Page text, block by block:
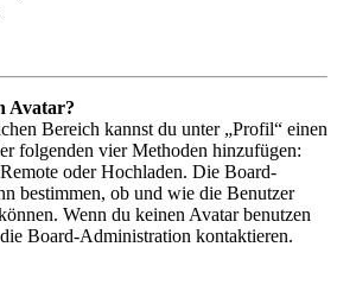
Avatar?
Bereich kannst du unter „Profil“ einen
folgenden vier Methoden hinzufügen:
oder Hochladen. Die Board-
bestimmen, ob und wie die Benutzer
Wenn du keinen Avatar benutzen
Board-Administration kontaktieren.